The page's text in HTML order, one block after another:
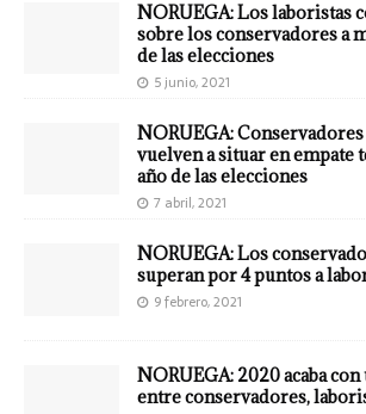
NORUEGA: Los laboristas
sobre los conservadores a
de las elecciones
5 junio, 2021
NORUEGA:
vuelven a situar en empate
año de las elecciones
7 abril, 2021
NORUEGA: Los
superan por 4 puntos a
9 febrero, 2021
NORUEGA: 2020 acaba
entre conservadores,